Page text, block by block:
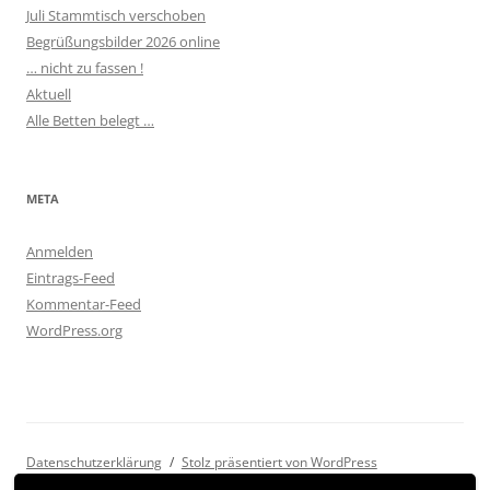
Juli Stammtisch verschoben
Begrüßungsbilder 2026 online
… nicht zu fassen !
Aktuell
Alle Betten belegt …
META
Anmelden
Eintrags-Feed
Kommentar-Feed
WordPress.org
Datenschutzerklärung Stolz präsentiert von WordPress